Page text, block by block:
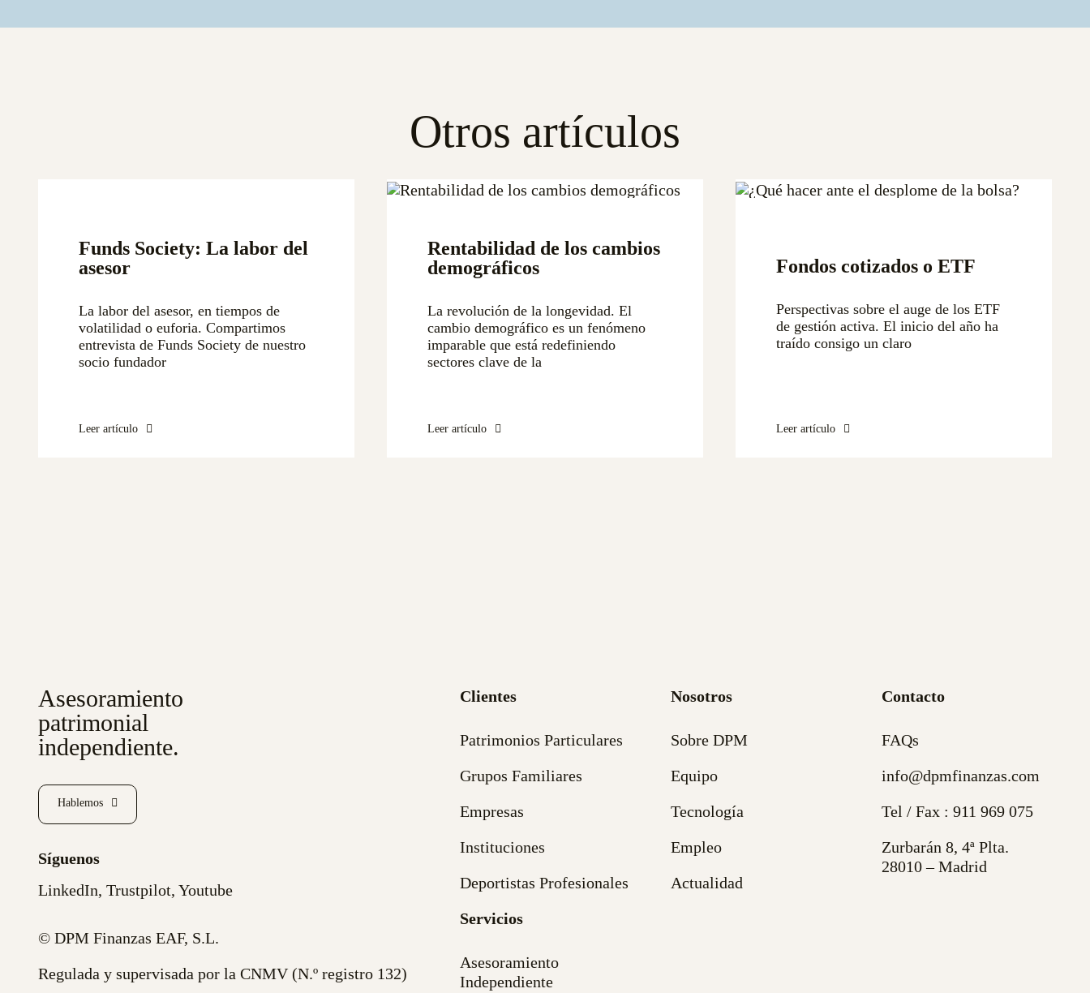
Otros artículos
Funds Society: La labor del
asesor
La labor del asesor, en tiempos de
volatilidad o euforia. Compartimos
entrevista de Funds Society de nuestro
socio fundador
Leer artículo
Rentabilidad de los cambios
demográficos
La revolución de la longevidad. El
cambio demográfico es un fenómeno
imparable que está redefiniendo
sectores clave de la
Leer artículo
Fondos cotizados o ETF
Perspectivas sobre el auge de los ETF
de gestión activa. El inicio del año ha
traído consigo un claro
Leer artículo
Asesoramiento
patrimonial
independiente.
Hablemos
Síguenos
LinkedIn, Trustpilot, Youtube
© DPM Finanzas EAF, S.L.
Regulada y supervisada por la CNMV (N.º registro 132)
Clientes
Patrimonios Particulares
Grupos Familiares
Empresas
Instituciones
Deportistas Profesionales
Servicios
Asesoramiento
Independiente
Nosotros
Sobre DPM
Equipo
Tecnología
Empleo
Actualidad
Contacto
FAQs
info@dpmfinanzas.com
Tel / Fax : 911 969 075
Zurbarán 8, 4ª Plta.
28010 – Madrid